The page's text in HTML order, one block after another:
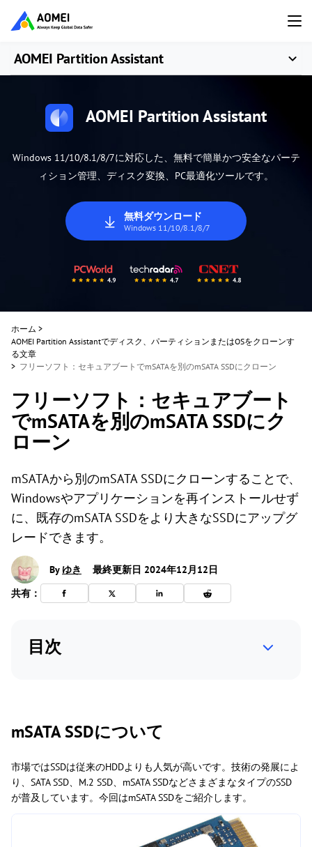
AOMEI Partition Assistant
AOMEI Partition Assistant
Windows 11/10/8.1/8/7に対応した、無料で簡単かつ安全なパーテ
ィション管理、ディスク変換、PC最適化ツールです。
無料ダウンロード
Windows 11/10/8.1/8/7
ホーム >
AOMEI Partition Assistantでディスク、パーティションまたはOSをクローンす
る文章
> フリーソフト：セキュアブートでmSATAを別のmSATA SSDにクローン
フリーソフト：セキュアブート
でmSATAを別のmSATA SSDにク
ローン
mSATAから別のmSATA SSDにクローンすることで、
Windowsやアプリケーションを再インストールせず
に、既存のmSATA SSDをより大きなSSDにアップグ
レードできます。
By ゆき
最終更新日 2024年12月12日
共有：
目次
mSATA SSDについて
市場ではSSDは従来のHDDよりも人気が高いです。技術の発展によ
り、SATA SSD、M.2 SSD、mSATA SSDなどさまざまなタイプのSSD
が普及しています。今回はmSATA SSDをご紹介します。